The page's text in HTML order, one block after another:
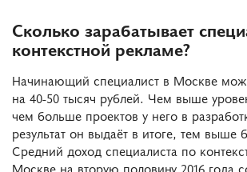
Сколько зарабатывает
контекстной рекламе?
Начинающий специалист в Москве
на 40-50 тысяч рублей. Чем выше
чем больше проектов у него в
результат он выдаёт в итоге, тем выше
Средний доход специалиста по
Москве на вторую половину 2016 года